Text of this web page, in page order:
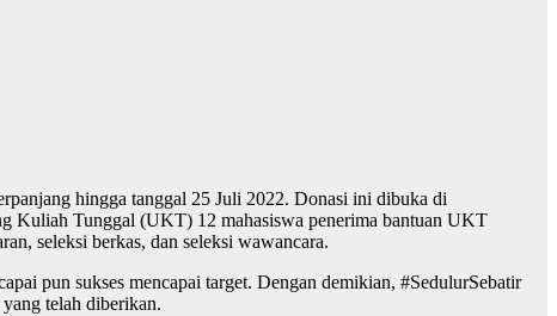
hingga tanggal 25 Juli 2022. Donasi ini dibuka di
Kuliah Tunggal (UKT) 12 mahasiswa penerima bantuan UKT
seleksi berkas, dan seleksi wawancara.
pun sukses mencapai target. Dengan demikian, #SedulurSebatir
telah diberikan.